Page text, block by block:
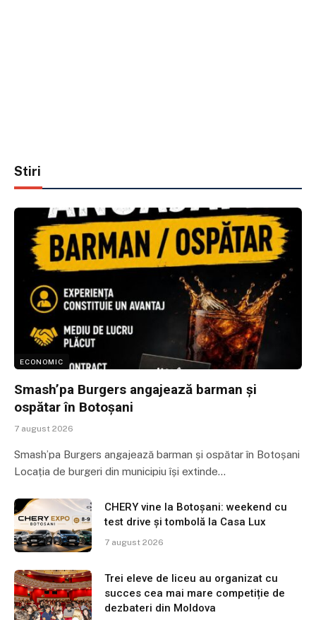
Stiri
ECONOMIC
Smash’pa Burgers angajează barman și
ospătar în Botoșani
7 august 2026
Smash’pa Burgers angajează barman și ospătar în Botoșani
Locația de burgeri din municipiu își extinde…
CHERY vine la Botoșani: weekend cu
test drive și tombolă la Casa Lux
7 august 2026
Trei eleve de liceu au organizat cu
succes cea mai mare competiție de
dezbateri din Moldova